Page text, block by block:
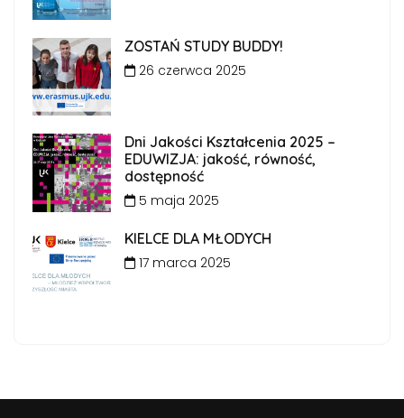
ZOSTAŃ STUDY BUDDY!
26 czerwca 2025
Dni Jakości Kształcenia 2025 –
EDUWIZJA: jakość, równość,
dostępność
5 maja 2025
KIELCE DLA MŁODYCH
17 marca 2025